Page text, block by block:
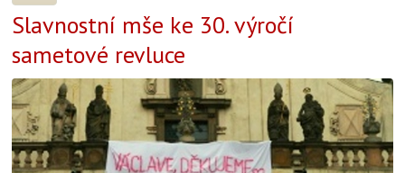
Slavnostní mše ke 30. výročí
sametové revluce